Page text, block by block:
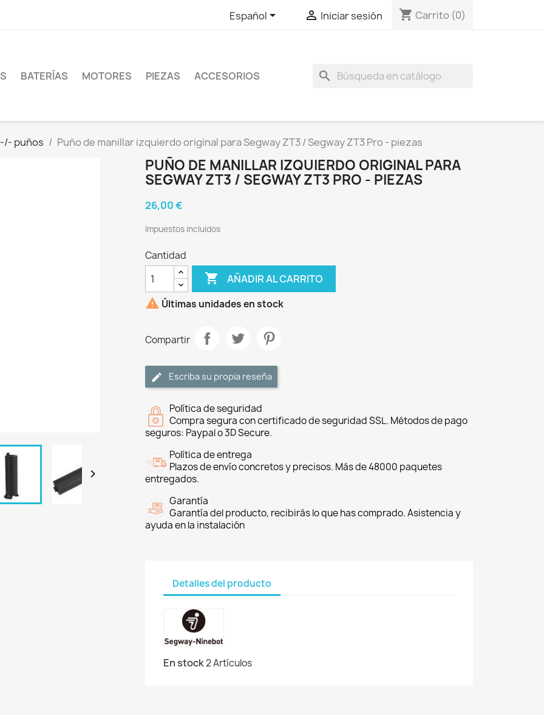
Español  Iniciar sesión shopping_cart Carrito (0)
BATERÍAS MOTORES PIEZAS ACCESORIOS search
puños Puño de manillar izquierdo original para Segway ZT3 / Segway ZT3 Pro - piezas

PUÑO DE MANILLAR IZQUIERDO ORIGINAL PARA
SEGWAY ZT3 / SEGWAY ZT3 PRO - PIEZAS
26,00 €
Impuestos incluidos
Cantidad
 AÑADIR AL CARRITO
 Últimas unidades en stock
Compartir
Escriba su propia reseña
Política de seguridad
Compra segura con certificado de seguridad SSL. Métodos de pago
seguros: Paypal o 3D Secure.
Política de entrega
Plazos de envío concretos y precisos. Más de 48000 paquetes
entregados.
Garantía
Garantía del producto, recibirás lo que has comprado. Asistencia y
ayuda en la instalación
Detalles del producto
En stock2 Artículos